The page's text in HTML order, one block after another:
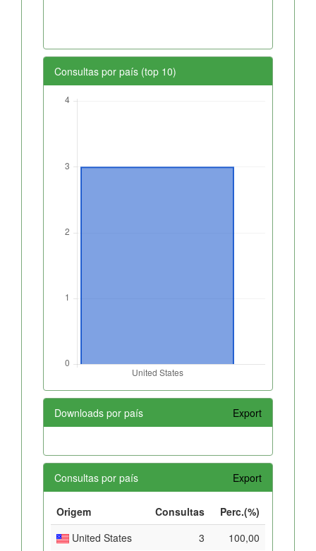
Consultas por país (top 10)
Downloads por país Export
Consultas por país Export
Origem Consultas
Perc.(%)
United States
3 100,00